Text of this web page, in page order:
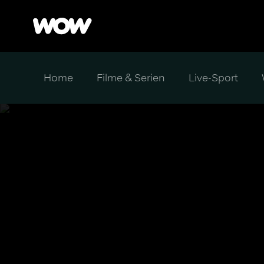
Home Filme & Serien Live-Sport